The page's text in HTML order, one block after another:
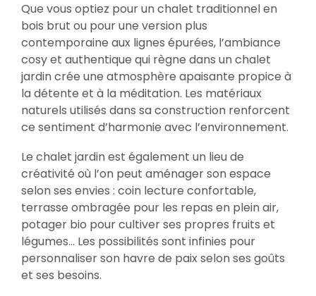
Que vous optiez pour un chalet traditionnel en
bois brut ou pour une version plus
contemporaine aux lignes épurées, l’ambiance
cosy et authentique qui règne dans un chalet
jardin crée une atmosphère apaisante propice à
la détente et à la méditation. Les matériaux
naturels utilisés dans sa construction renforcent
ce sentiment d’harmonie avec l’environnement.
Le chalet jardin est également un lieu de
créativité où l’on peut aménager son espace
selon ses envies : coin lecture confortable,
terrasse ombragée pour les repas en plein air,
potager bio pour cultiver ses propres fruits et
légumes… Les possibilités sont infinies pour
personnaliser son havre de paix selon ses goûts
et ses besoins.